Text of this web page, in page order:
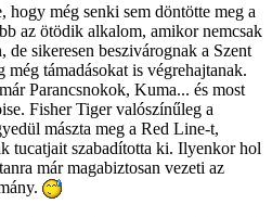
hogy még senki sem döntötte meg a
az ötödik alkalom, amikor nemcsak
de sikeresen beszivárognak a Szent
még támadásokat is végrehajtanak.
Parancsnokok, Kuma... és most
Fisher Tiger valószínűleg a
mászta meg a Red Line-t,
tucatjait szabadította ki. Ilyenkor hol
már magabiztosan vezeti az